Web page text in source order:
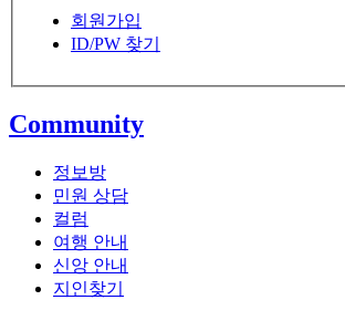
회원가입
ID/PW 찾기
Community
정보방
민원 상담
컬럼
여행 안내
신앙 안내
지인찾기